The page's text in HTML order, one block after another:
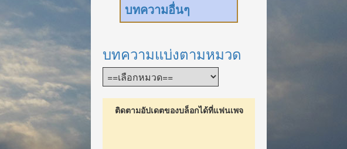
บทความอื่นๆ
บทความแบ่งตามหมวด
ติดตามอัปเดตของบล็อกได้ที่แฟนเพจ